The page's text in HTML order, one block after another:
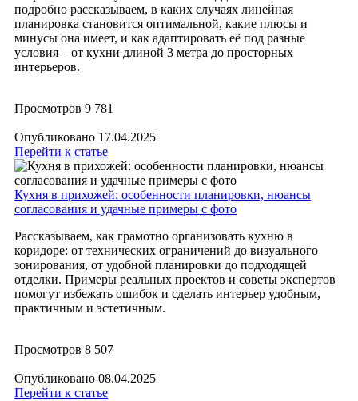
подробно рассказываем, в каких случаях линейная
планировка становится оптимальной, какие плюсы и
минусы она имеет, и как адаптировать её под разные
условия – от кухни длиной 3 метра до просторных
интерьеров.
Просмотров 9 781
Опубликовано 17.04.2025
Перейти к статье
Кухня в прихожей: особенности планировки, нюансы
согласования и удачные примеры с фото
Рассказываем, как грамотно организовать кухню в
коридоре: от технических ограничений до визуального
зонирования, от удобной планировки до подходящей
отделки. Примеры реальных проектов и советы экспертов
помогут избежать ошибок и сделать интерьер удобным,
практичным и эстетичным.
Просмотров 8 507
Опубликовано 08.04.2025
Перейти к статье